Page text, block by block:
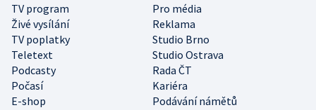
TV program
Pro média
Živé vysílání
Reklama
TV poplatky
Studio Brno
Teletext
Studio Ostrava
Podcasty
Rada ČT
Počasí
Kariéra
E-shop
Podávání námětů